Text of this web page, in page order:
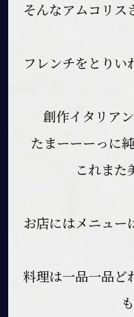
そんなアムコリス
フレンチをとりい
創作イタリア
たまーーーっに
これまた
お店にはメニュー
料理は一品一品ど